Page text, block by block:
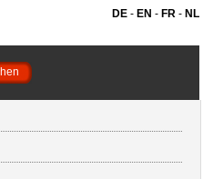
DE- EN - FR- NL